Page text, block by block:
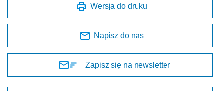
Wersja do druku
Napisz do nas
Zapisz się na newsletter